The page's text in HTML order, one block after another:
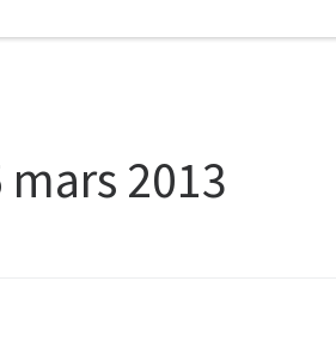
mars 2013